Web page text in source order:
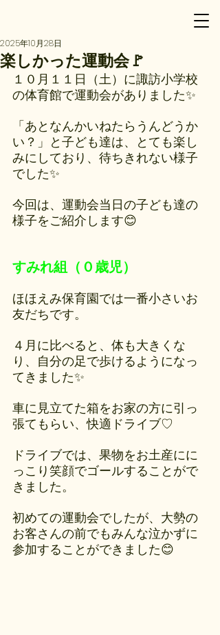
楽しかった運動会🚩
2025年10月28日
１０月１１日（土）に諏訪小学校
の体育館で運動会がありました✨
「あとなんかいねたらうんどうか
い？」と子ども達は、とても楽し
みにしており、待ちきれない様子
でした✨
今回は、運動会当日の子ども達の
様子をご紹介します😊
すみれ組（０歳児）
ほほえみ保育園では一番小さいお
友だちです。
４月に比べると、体も大きくな
り、自分の足で歩けるようになっ
てきました✨
車に見立てた箱をお家の方に引っ
張てもらい、快適ドライブ♡
ドライブでは、果物をお土産にに
っこり笑顔でゴールすることがで
きました。
初めての運動会でしたが、大勢の
お客さんの前でもみんな泣かずに
参加することができました😊